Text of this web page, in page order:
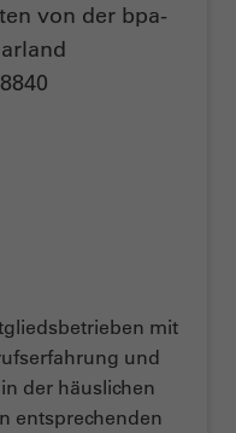
von der bpa-
mit
und
der häuslichen
entsprechenden